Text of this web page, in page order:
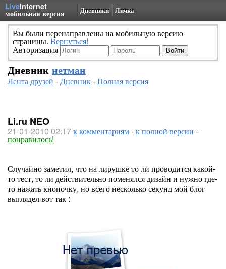
LiveInternet
мобильная версия Дневники Личка
Вы были перенаправлены на мобильную версию
страницы. Вернуться!
Авторизация
Дневник нетман
Лента друзей -Дневник-Полная версия
Li.ru NEO
21-01-2010 02:17к комментариям-к полной версии -
понравилось!
Случайно заметил, что на лирушке то ли проводится какой-
то тест, то ли действительно поменялся дизайн и нужно где-
то нажать кнопочку, но всего несколько секунд мой блог
выглядел вот так :